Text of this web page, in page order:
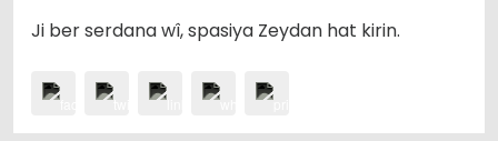
Ji ber serdana wî, spasiya Zeydan hat kirin.